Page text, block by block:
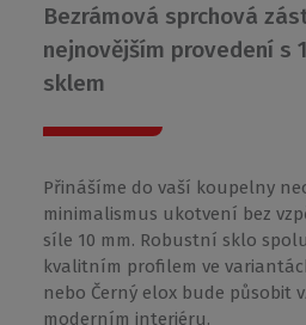
Bezrámová sprchová
nejnovějším provedení s
sklem
Přinášíme do vaší koupelny
minimalismus ukotvení bez
síle 10 mm. Robustní sklo
kvalitním profilem ve
nebo Černý elox bude působit
moderním interiéru.